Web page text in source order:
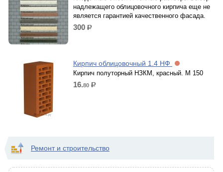
надлежащего облицовочного кирпича еще не
является гарантией качественного фасада.
300 р.
Кирпич облицовочный 1.4 НФ
Кирпич полуторный НЗКМ, красный. М 150
16.80 р.
Ремонт и строительство